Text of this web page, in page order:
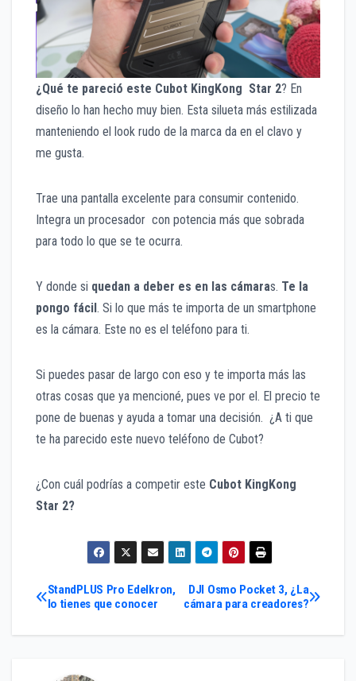
¿Qué te pareció este Cubot KingKong Star 2? En
diseño lo han hecho muy bien. Esta silueta más estilizada
manteniendo el look rudo de la marca da en el clavo y
me gusta.
Trae una pantalla excelente para consumir contenido.
Integra un procesador con potencia más que sobrada
para todo lo que se te ocurra.
Y donde si quedan a deber es en las cámaras. Te la
pongo fácil . Si lo que más te importa de un smartphone
es la cámara. Este no es el teléfono para ti.
Si puedes pasar de largo con eso y te importa más las
otras cosas que ya mencioné, pues ve por el. El precio te
pone de buenas y ayuda a tomar una decisión. ¿A ti que
te ha parecido este nuevo teléfono de Cubot?
¿Con cuál podrías a competir este Cubot KingKong
Star 2?
Navegación
de
DJI Osmo Pocket 3, ¿La
cámara para creadores?
StandPLUS Pro Edelkron,
lo tienes que conocer